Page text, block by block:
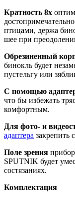
Кратность 8х
птицами, держа
шее при
Обрезиненный
бинокль будет
пустельгу или
С помощью
что бы избежать
комфортным.
Для фото- и
адаптера закрепить
Поле зрения
SPUTNIK будет
состязаниях.
Комплектация